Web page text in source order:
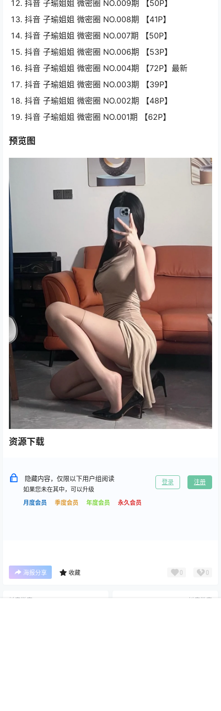
抖音 子瑜姐姐 微密圈 NO.009期 【50P】
抖音 子瑜姐姐 微密圈 NO.008期 【41P】
抖音 子瑜姐姐 微密圈 NO.007期 【50P】
抖音 子瑜姐姐 微密圈 NO.006期 【53P】
抖音 子瑜姐姐 微密圈 NO.004期 【72P】最新
抖音 子瑜姐姐 微密圈 NO.003期 【39P】
抖音 子瑜姐姐 微密圈 NO.002期 【48P】
抖音 子瑜姐姐 微密圈 NO.001期 【62P】
预览图
资源下载
隐藏内容，仅限以下用户组阅读
如果您未在其中，可以升级
月度会员
季度会员 年度会员 永久会员
登录 注册
海报分享 收藏 0 0
抖音微密 抖音微密